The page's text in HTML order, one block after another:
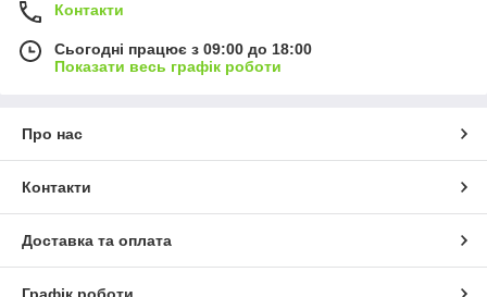
Контакти
Сьогодні працює з 09:00 до 18:00
Показати весь графік роботи
Про нас
Контакти
Доставка та оплата